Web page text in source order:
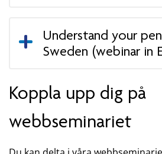
Understand your
Sweden (webinar in
Koppla upp dig på
webbseminariet